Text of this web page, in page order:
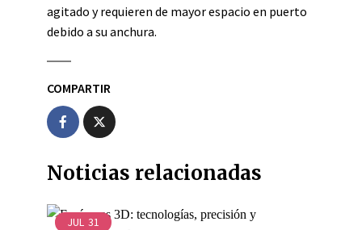
agitado y requieren de mayor espacio en puerto
debido a su anchura.
COMPARTIR
Noticias relacionadas
JUL 31